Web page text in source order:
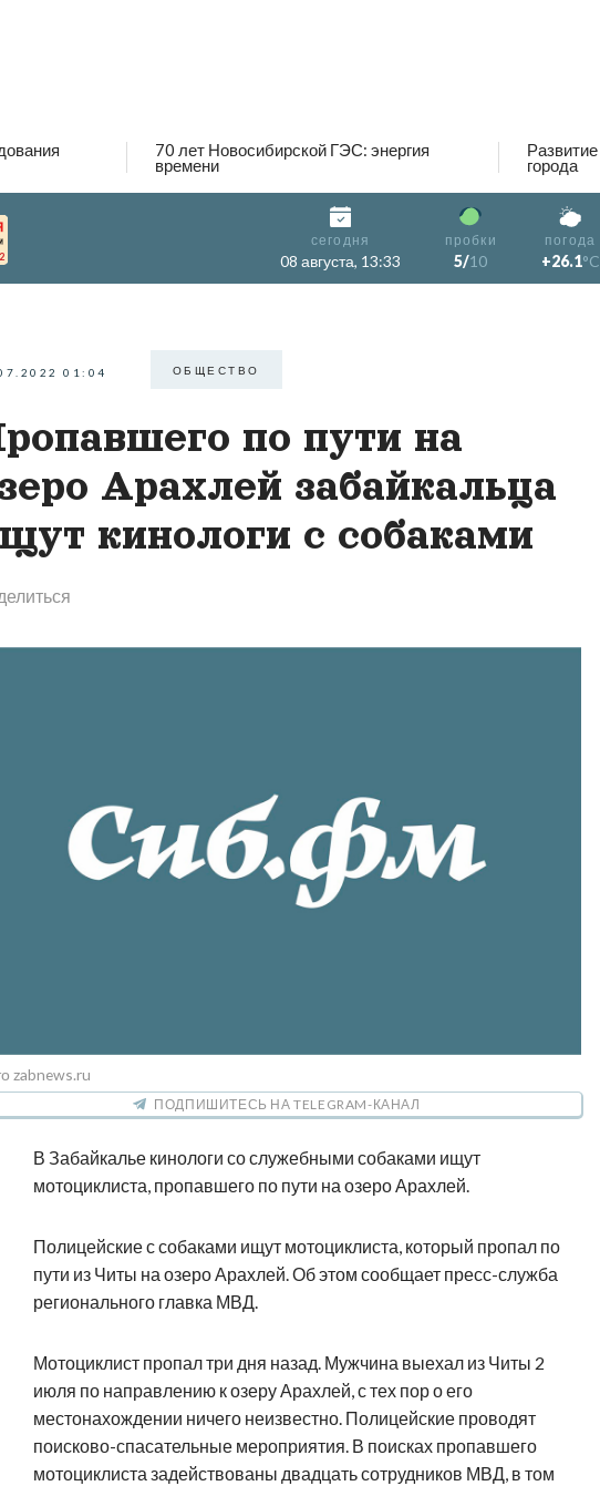
70 лет Новосибирской ГЭС: энергия
времени
Развитие
города
сегодня
08 августа, 13:33
пробки
5/10
погода
+26.1°C
01:04 ОБЩЕСТВО
по пути на
Арахлей забайкальца
кинологи с собаками
zabnews.ru
ПОДПИШИТЕСЬ НА TELEGRAM-КАНАЛ
В Забайкалье кинологи со служебными собаками ищут
мотоциклиста, пропавшего по пути на озеро Арахлей.
Полицейские с собаками ищут мотоциклиста, который пропал по
пути из Читы на озеро Арахлей. Об этом сообщает пресс-служба
регионального главка МВД.
Мотоциклист пропал три дня назад. Мужчина выехал из Читы 2
июля по направлению к озеру Арахлей, с тех пор о его
местонахождении ничего неизвестно. Полицейские проводят
поисково-спасательные мероприятия. В поисках пропавшего
мотоциклиста задействованы двадцать сотрудников МВД, в том